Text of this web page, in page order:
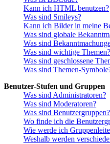
Kann ich HTML benutzen?
Was sind Smileys?
Kann ich Bilder in meine
Was sind globale
Was sind
Was sind wichtige Themen?
Was sind geschlossene
Was sind Themen-
Benutzer-Stufen und Gruppen
Was sind Administratoren?
Was sind Moderatoren?
Was sind Benutzergruppen?
Wo finde ich die
Wie werde ich
Weshalb werden